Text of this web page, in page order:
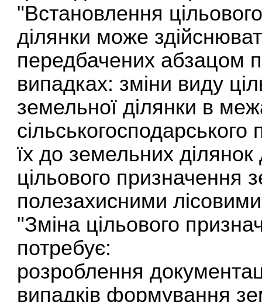
"Встановлення
ділянки може
передбачених абзацом
випадках: зміни виду
земельної ділянки в
їх до земельних
цільового призначення
полезахисними
"Зміна цільового
потребує:
розроблення
випадків формування